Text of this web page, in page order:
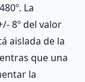
La
8º del valor
aislada de la
que una
la